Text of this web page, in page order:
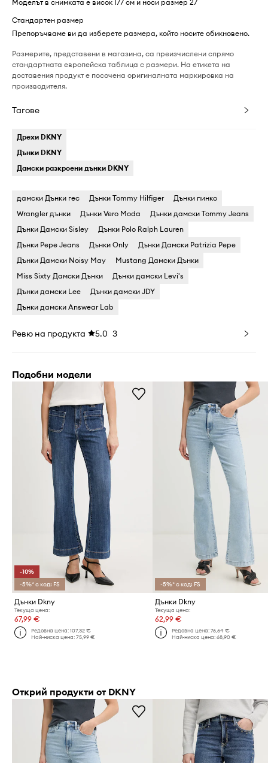
Моделът в снимката е висок 177 см и носи размер 27
Стандартен размер
Препоръчваме ви да изберете размера, който носите обикновено.
Размерите, представени в магазина, са преизчислени спрямо
стандартната европейска таблица с размери. На етикета на
доставения продукт е посочена оригиналната маркировка на
производителя.
Тагове
Дрехи DKNY
Дънки DKNY
Дамски разкроени дънки DKNY
дамски Дънки гес Дънки Tommy Hilfiger
Дънки пинко
Wrangler дънки
Дънки Vero Moda
Дънки дамски Tommy Jeans
Дънки Дамски Sisley
Дънки Polo Ralph Lauren
Дънки Pepe Jeans
Дънки Only
Дънки Дамски Patrizia Pepe
Дънки Дамски Noisy May
Mustang Дамски Дънки
Miss Sixty Дамски Дънки
Дънки дамски Levi's
Дънки дамски Lee
Дънки дамски JDY
Дънки дамски Answear Lab
Ревю на продукта 5.0 3
Подобни модели
-10%
-5%* с код: FS
Дънки Dkny
Текуща цена:
67,99 €
Редовна цена:107,32 €
Най-ниска цена:75,99 €
-5%* с код: FS
Дънки Dkny
Текуща цена:
62,99 €
Редовна цена: 76,64 €
Най-ниска цена: 68,90 €
Открий продукти от DKNY